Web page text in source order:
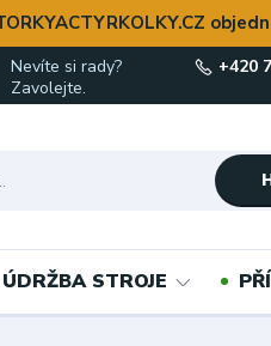
Nevíte si rady?
Zavolejte.
+420
STROJE